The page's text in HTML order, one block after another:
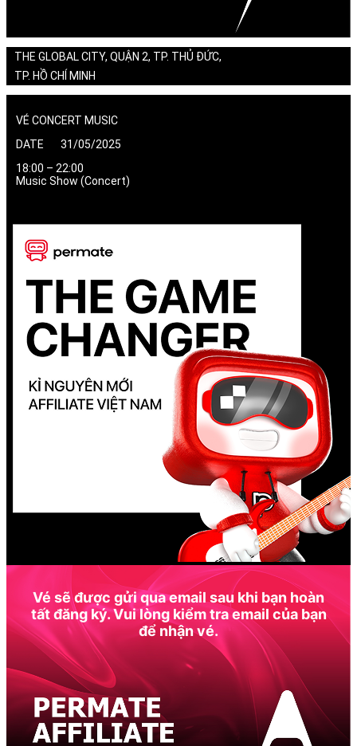
THE GLOBAL CITY, QUẬN 2, TP. THỦ ĐỨC,
TP. HỒ CHÍ MINH
VÉ CONCERT MUSIC
DATE 31/05/2025
18:00 – 22:00
Music Show (Concert)
Vé sẽ được gửi qua email sau khi bạn hoàn
tất đăng ký. Vui lòng kiểm tra email của bạn
để nhận vé.